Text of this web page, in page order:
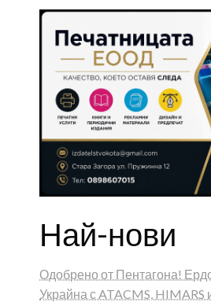
Най-нови
Одобрено от Пентагона!
Украйна с ATACMS, HIMARS